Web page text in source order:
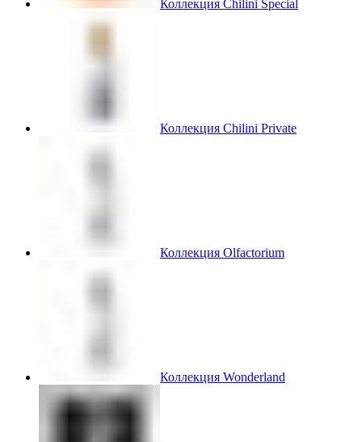
Коллекция Chilini Special
Коллекция Chilini Private
Коллекция Olfactorium
Коллекция Wonderland